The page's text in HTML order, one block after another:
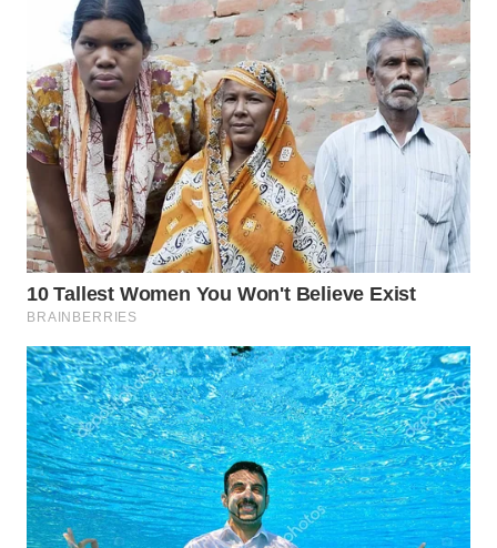
WN
PAKPAK
WN
KARAWANG
WN
BEKASI
BOGOR
WN
DEPOK
WN
TAPANULI
UTARA
WN